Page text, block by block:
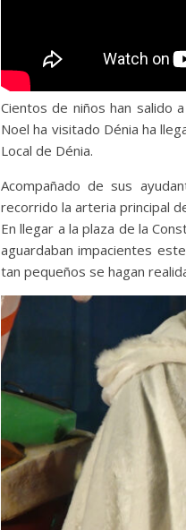
Cientos de niños han salido
Noel ha visitado Dénia ha
Local de Dénia.
Acompañado de sus
recorrido la arteria principal
En llegar a la plaza de la
aguardaban impacientes
tan pequeños se hagan